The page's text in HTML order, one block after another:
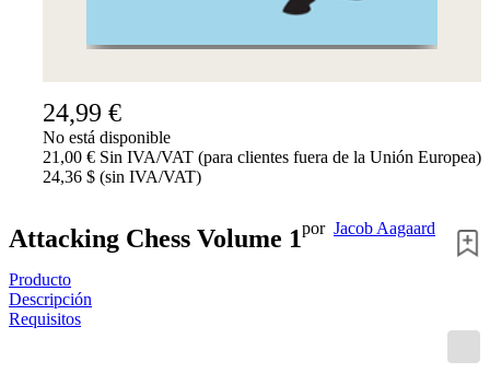
✔
24,99 €
No está disponible
21,00 € Sin IVA/VAT (para clientes fuera de la Unión Europea)
24,36 $ (sin IVA/VAT)
Attacking Chess Volume 1por Jacob Aagaard
Producto
Descripción
Requisitos